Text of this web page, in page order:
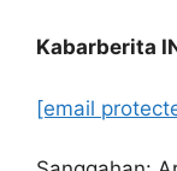
Kabarberita
[email